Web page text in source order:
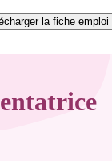
la fiche emploi